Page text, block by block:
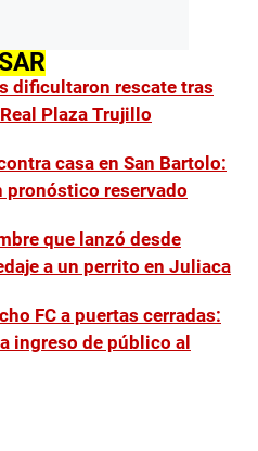
dificultaron rescate tras
Plaza Trujillo
casa en San Bartolo:
pronóstico reservado
que lanzó desde
a un perrito en Juliaca
FC a puertas cerradas:
ingreso de público al